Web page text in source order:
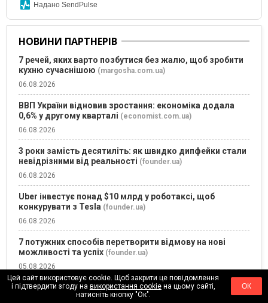
Надано SendPulse
НОВИНИ ПАРТНЕРІВ
7 речей, яких варто позбутися без жалю, щоб зробити
кухню сучаснішою (margosha.com.ua)
06.08.2026
ВВП України відновив зростання: економіка додала
0,6% у другому кварталі (economist.com.ua)
06.08.2026
3 роки замість десятиліть: як швидко дипфейки стали
невідрізними від реальності (founder.ua)
06.08.2026
Uber інвестує понад $10 млрд у роботаксі, щоб
конкурувати з Tesla (founder.ua)
06.08.2026
7 потужних способів перетворити відмову на нові
можливості та успіх (founder.ua)
05.08.2026
5 жіночих ароматів, які збирають найбільше
(margosha.com.ua)
Цей сайт використовує cookie. Щоб закрити це повідомлення
і підтвердити згоду на використання cookieна цьому сайті,
натисніть кнопку "Ок".
ОК